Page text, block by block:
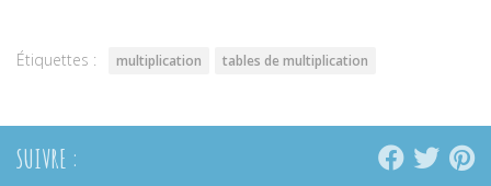
Étiquettes : multiplication tables de multiplication
SUIVRE :